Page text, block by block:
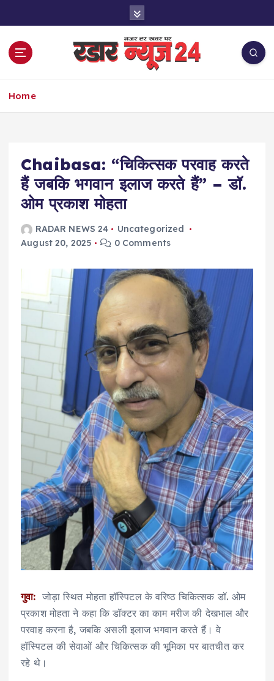
Home
Chaibasa: “चिकित्सक परवाह करते
हैं जबकि भगवान इलाज करते हैं” – डॉ.
ओम प्रकाश मोहता
RADAR NEWS 24
Uncategorized
August 20, 2025
0 Comments
गुवा: जोड़ा स्थित मोहता हॉस्पिटल के वरिष्ठ चिकित्सक डॉ. ओम
प्रकाश मोहता ने कहा कि डॉक्टर का काम मरीज की देखभाल और
परवाह करना है, जबकि असली इलाज भगवान करते हैं। वे
हॉस्पिटल की सेवाओं और चिकित्सक की भूमिका पर बातचीत कर
रहे थे।